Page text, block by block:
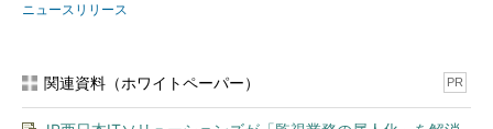
ニュースリリース
関連資料（ホワイトペーパー） PR